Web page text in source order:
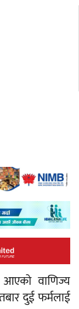
आएको वाणिज्य
दुई फर्मलाई